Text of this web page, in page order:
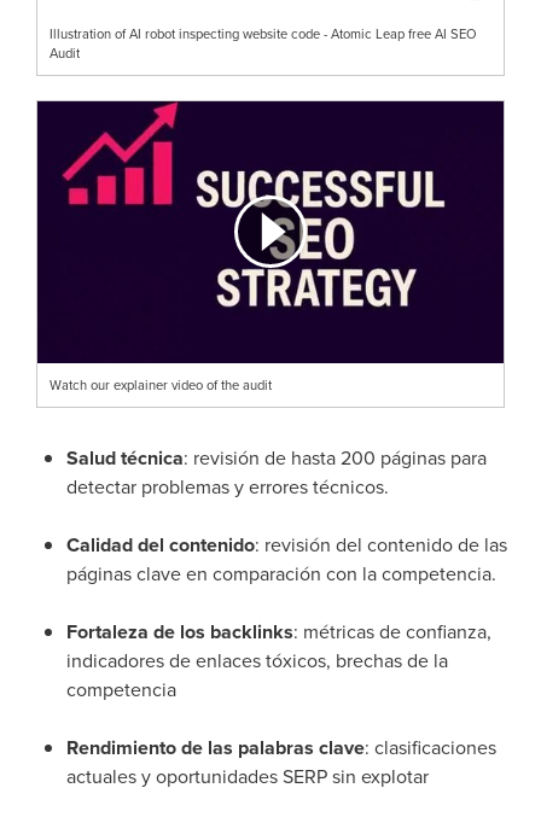
Illustration of AI robot inspecting website code - Atomic Leap free AI SEO
Audit
Watch our explainer video of the audit
Salud técnica: revisión de hasta 200 páginas para
detectar problemas y errores técnicos.
Calidad del contenido: revisión del contenido de las
páginas clave en comparación con la competencia.
Fortaleza de los backlinks: métricas de confianza,
indicadores de enlaces tóxicos, brechas de la
competencia
Rendimiento de las palabras clave: clasificaciones
actuales y oportunidades SERP sin explotar